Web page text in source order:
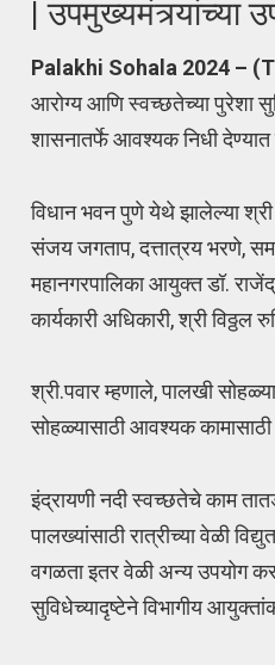
| उपमुख्यमंत्र्यांच्या
Palakhi Sohala 2024 –
आरोग्य आणि स्वच्छतेच्या पुरेशा
शासनातर्फे आवश्यक निधी
विधान भवन पुणे येथे झालेल्या श्री
संजय जगताप, दत्तात्रय भरणे,
महानगरपालिका आयुक्त डॉ.
कार्यकारी अधिकारी, श्री
श्री.पवार म्हणाले, पालखी
सोहळ्यासाठी आवश्यक कामासाठी
इंद्रायणी नदी स्वच्छतेचे काम
पालख्यांसाठी रात्रीच्या वेळी
वगळता इतर वेळी अन्य उपयोग
सुविधेच्यादृष्टेने विभागीय